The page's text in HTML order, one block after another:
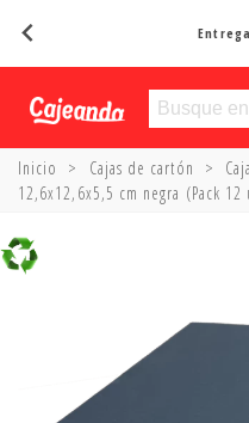
Inicio > Cajas de cartón >
12,6x12,6x5,5 cm negra (Pack 12